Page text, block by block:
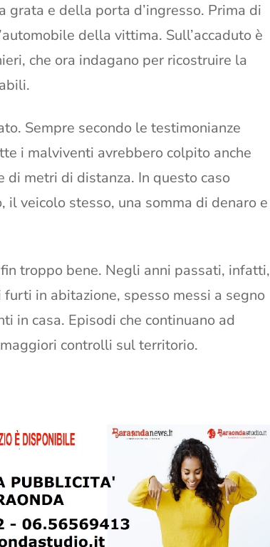
grata e della porta d’ingresso. Prima di
della vittima. Sull’accaduto è
che ora indagano per ricostruire la
Sempre secondo le testimonianze
i malviventi avrebbero colpito anche
di metri di distanza. In questo caso
veicolo stesso, una somma di denaro e
troppo bene. Negli anni passati, infatti,
in abitazione, spesso messi a segno
in casa. Episodi che continuano ad
controlli sul territorio.